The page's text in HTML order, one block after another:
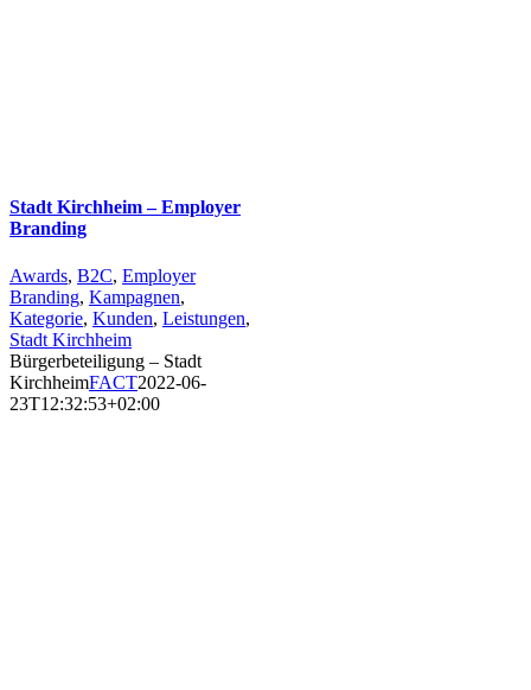
Stadt Kirchheim – Employer
Branding
Awards, B2C, Employer
Branding, Kampagnen,
Kategorie, Kunden, Leistungen,
Stadt Kirchheim
Bürgerbeteiligung – Stadt
KirchheimFACT2022-06-
23T12:32:53+02:00